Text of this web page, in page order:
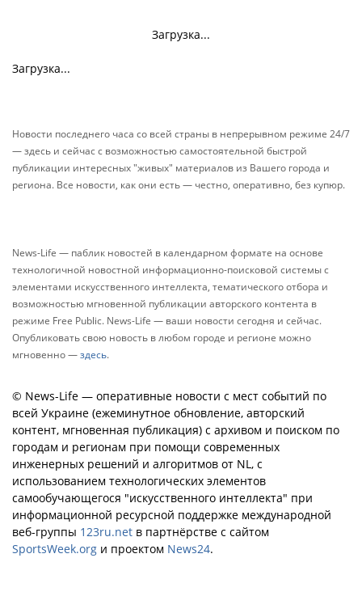
Загрузка...
Загрузка...
Новости последнего часа со всей страны в непрерывном режиме 24/7
— здесь и сейчас с возможностью самостоятельной быстрой
публикации интересных "живых" материалов из Вашего города и
региона. Все новости, как они есть — честно, оперативно, без купюр.
News-Life — паблик новостей в календарном формате на основе
технологичной новостной информационно-поисковой системы с
элементами искусственного интеллекта, тематического отбора и
возможностью мгновенной публикации авторского контента в
режиме Free Public. News-Life — ваши новости сегодня и сейчас.
Опубликовать свою новость в любом городе и регионе можно
мгновенно —здесь.
© News-Life — оперативные новости с мест событий по
всей Украине (ежеминутное обновление, авторский
контент, мгновенная публикация) с архивом и поиском по
городам и регионам при помощи современных
инженерных решений и алгоритмов от NL, с
использованием технологических элементов
самообучающегося "искусственного интеллекта" при
информационной ресурсной поддержке международной
веб-группы 123ru.net в партнёрстве с сайтом
SportsWeek.org и проектом News24.